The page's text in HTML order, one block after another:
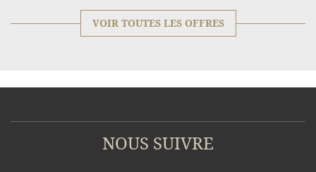
VOIR TOUTES LES OFFRES
NOUS SUIVRE